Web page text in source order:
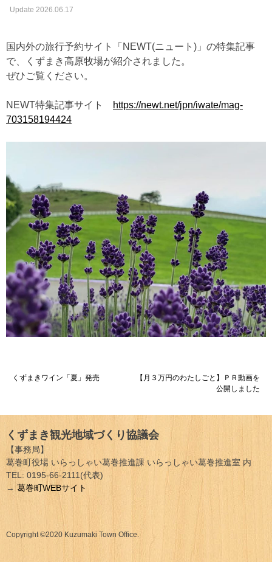
Update 2026.06.17
国内外の旅行予約サイト「NEWT(ニュート)」の特集記事
で、くずまき高原牧場が紹介されました。
ぜひご覧ください。
NEWT特集記事サイト
https://newt.net/jpn/iwate/mag-
703158194424
投
ナ
ビ
ゲ
ー
ョ
くずまきワイン「夏」発売
【月３万円のわたしごと】ＰＲ動画を
公開しました
くずまき観光地域づくり協議会
【事務局】
葛巻町役場 いらっしゃい葛巻推進課 いらっしゃい葛巻推進室 内
TEL: 0195-66-2111(代表)
→ 葛巻町WEBサイト
Copyright ©2020 Kuzumaki Town Office.